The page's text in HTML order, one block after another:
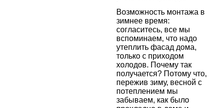
Возможность монтажа в
зимнее время:
согласитесь, все мы
вспоминаем, что надо
утеплить фасад дома,
только с приходом
холодов. Почему так
получается? Потому что,
пережив зиму, весной с
потеплением мы
забываем, как было